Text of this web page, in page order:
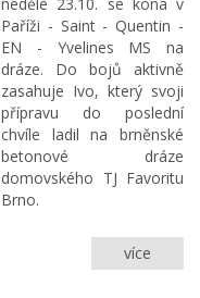
Paříži - Saint - Quentin -
EN - Yvelines MS na
dráze. Do bojů aktivně
zasahuje Ivo, který svoji
přípravu do poslední
chvíle ladil na brněnské
betonové dráze
domovského TJ Favoritu
Brno.
více
na